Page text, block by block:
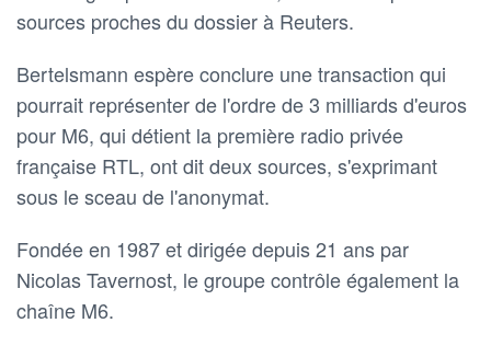
sources proches du dossier à Reuters.
Bertelsmann espère conclure une transaction qui
pourrait représenter de l'ordre de 3 milliards d'euros
pour M6, qui détient la première radio privée
française RTL, ont dit deux sources, s'exprimant
sous le sceau de l'anonymat.
Fondée en 1987 et dirigée depuis 21 ans par
Nicolas Tavernost, le groupe contrôle également la
chaîne M6.